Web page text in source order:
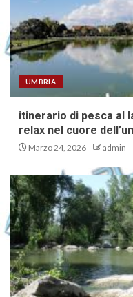
UMBRIA
itinerario di pesca al
relax nel cuore
Marzo 24, 2026 admin